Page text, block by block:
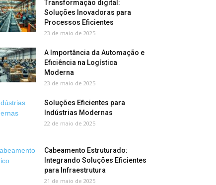
Transformação digital:
Soluções Inovadoras para
Processos Eficientes
23 de maio de 2025
A Importância da Automação e
Eficiência na Logística
Moderna
23 de maio de 2025
Soluções Eficientes para
Indústrias Modernas
22 de maio de 2025
Cabeamento Estruturado:
Integrando Soluções Eficientes
para Infraestrutura
21 de maio de 2025